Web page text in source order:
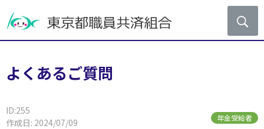
よくあるご質問
ID:255
作成日: 2024/07/09
年金受給者